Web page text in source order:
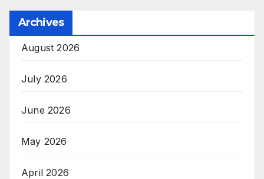
Archives
August 2026
July 2026
June 2026
May 2026
April 2026